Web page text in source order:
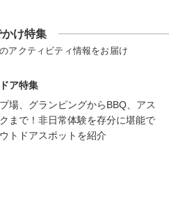
け特集
アクティビティ情報をお届け
ア特集
場、グランピングからBBQ、アス
まで！非日常体験を存分に堪能で
トドアスポットを紹介